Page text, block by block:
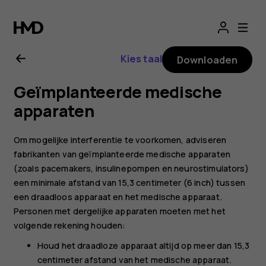
voor
Nokia
8.1
Kies taal Downloaden
Geïmplanteerde medische
apparaten
Om mogelijke interferentie te voorkomen, adviseren
fabrikanten van geïmplanteerde medische apparaten
(zoals pacemakers, insulinepompen en neurostimulators)
een minimale afstand van 15,3 centimeter (6 inch) tussen
een draadloos apparaat en het medische apparaat.
Personen met dergelijke apparaten moeten met het
volgende rekening houden:
Houd het draadloze apparaat altijd op meer dan 15,3
centimeter afstand van het medische apparaat.